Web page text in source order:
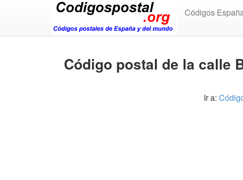
Códigos
Código postal de la calle
Ir a: